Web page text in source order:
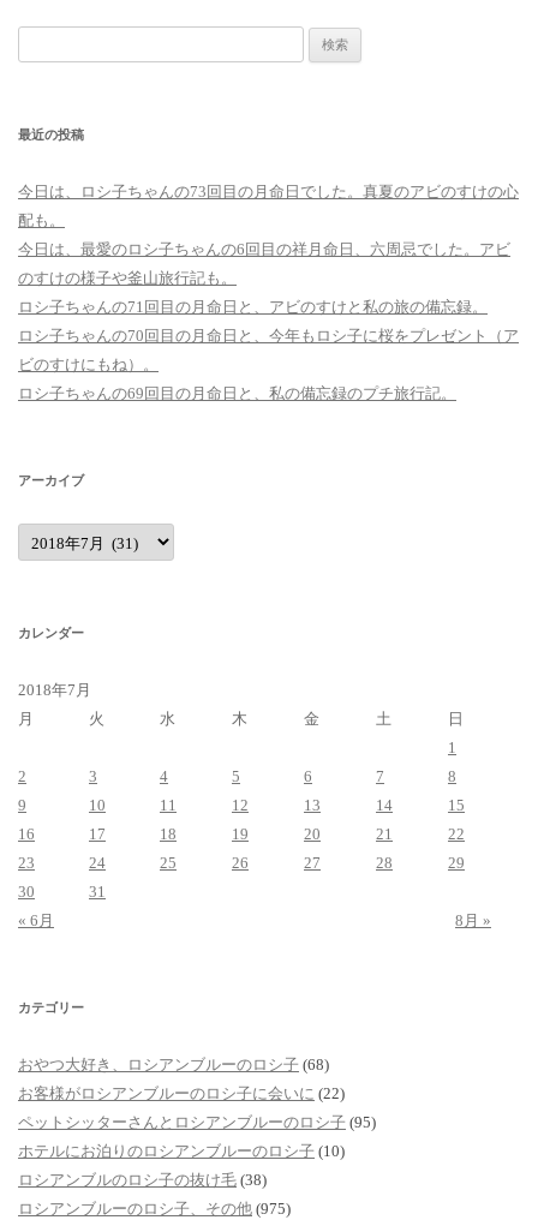
索:
最近の投稿
今日は、ロシ子ちゃんの73回目の月命日でした。真夏のアビのすけの心
配も。
今日は、最愛のロシ子ちゃんの6回目の祥月命日、六周忌でした。アビ
のすけの様子や釜山旅行記も。
ロシ子ちゃんの71回目の月命日と、アビのすけと私の旅の備忘録。
ロシ子ちゃんの70回目の月命日と、今年もロシ子に桜をプレゼント（ア
ビのすけにもね）。
ロシ子ちゃんの69回目の月命日と、私の備忘録のプチ旅行記。
アーカイブ
ア
ー
カ
カレンダー
2018年7月
月
火 水 木 金 土
日
1
2
3 4 5 6 7
8
9
10 11 12 13 14
15
16
17 18 19 20 21
22
23
24 25 26 27 28
29
30
31
« 6月
8月 »
カテゴリー
おやつ大好き、ロシアンブルーのロシ子 (68)
お客様がロシアンブルーのロシ子に会いに (22)
ペットシッターさんとロシアンブルーのロシ子 (95)
ホテルにお泊りのロシアンブルーのロシ子 (10)
ロシアンブルのロシ子の抜け毛 (38)
ロシアンブルーのロシ子、その他 (975)